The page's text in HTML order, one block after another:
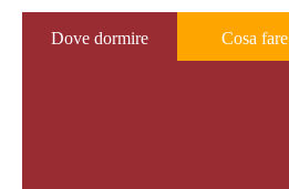
Dove dormire Cosa fare